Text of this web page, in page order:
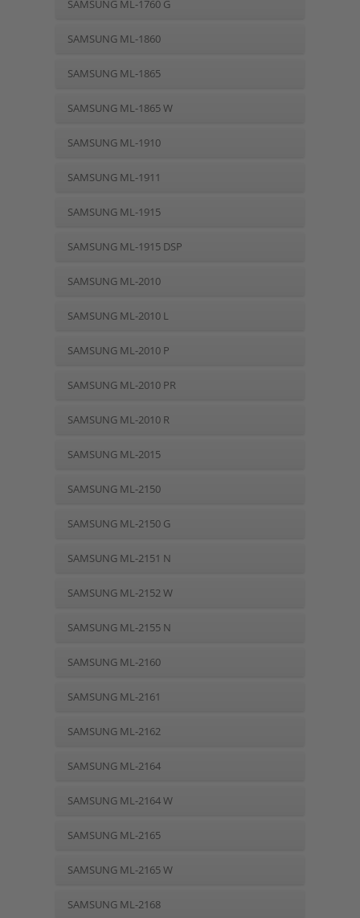
SAMSUNG ML-1760 G
SAMSUNG ML-1860
SAMSUNG ML-1865
SAMSUNG ML-1865 W
SAMSUNG ML-1910
SAMSUNG ML-1911
SAMSUNG ML-1915
SAMSUNG ML-1915 DSP
SAMSUNG ML-2010
SAMSUNG ML-2010 L
SAMSUNG ML-2010 P
SAMSUNG ML-2010 PR
SAMSUNG ML-2010 R
SAMSUNG ML-2015
SAMSUNG ML-2150
SAMSUNG ML-2150 G
SAMSUNG ML-2151 N
SAMSUNG ML-2152 W
SAMSUNG ML-2155 N
SAMSUNG ML-2160
SAMSUNG ML-2161
SAMSUNG ML-2162
SAMSUNG ML-2164
SAMSUNG ML-2164 W
SAMSUNG ML-2165
SAMSUNG ML-2165 W
SAMSUNG ML-2168